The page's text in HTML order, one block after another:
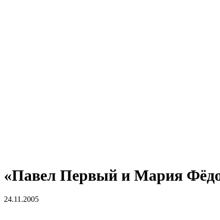
«Павел Первый и Мария
24.11.2005